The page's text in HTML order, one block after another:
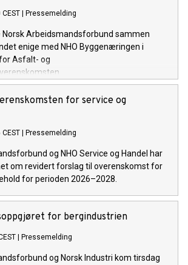
Pressemelding
Norsk Arbeidsmandsforbund sammen
enige med NHO Byggenæringen i
Asfalt- og
for service og
Pressemelding
og NHO Service og Handel har
om revidert forslag til overenskomst for
for perioden 2026–2028.
for bergindustrien
Pressemelding
og Norsk Industri kom tirsdag